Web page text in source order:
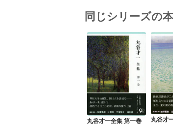
同じシリーズの本
丸谷才一全集 第一巻 丸谷才